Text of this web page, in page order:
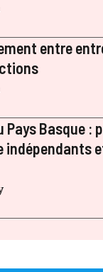
entre
Pays Basque :